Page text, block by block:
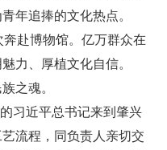
年追捧的文化热点。
赴博物馆。亿万群众在
力、厚植文化自信。
之魂。
习近平总书记来到肇兴
流程，同负责人亲切交